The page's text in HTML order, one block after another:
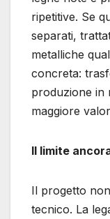
ripetitive. Se
separati,
metalliche
concreta:
produzione in
maggiore
Il limite
Il progetto
tecnico. La